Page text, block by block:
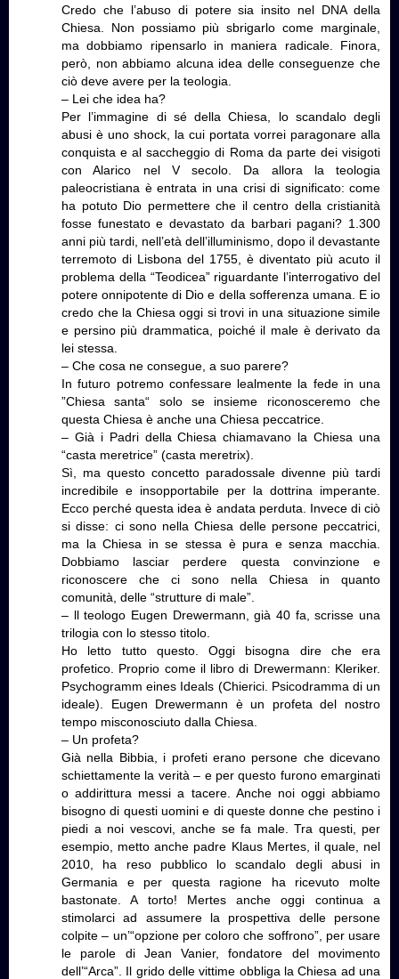
Credo che l’abuso di potere sia insito nel DNA della
Chiesa. Non possiamo più sbrigarlo come marginale,
ma dobbiamo ripensarlo in maniera radicale. Finora,
però, non abbiamo alcuna idea delle conseguenze che
ciò deve avere per la teologia.
– Lei che idea ha?
Per l’immagine di sé della Chiesa, lo scandalo degli
abusi è uno shock, la cui portata vorrei paragonare alla
conquista e al saccheggio di Roma da parte dei visigoti
con Alarico nel V secolo. Da allora la teologia
paleocristiana è entrata in una crisi di significato: come
ha potuto Dio permettere che il centro della cristianità
fosse funestato e devastato da barbari pagani? 1.300
anni più tardi, nell’età dell’illuminismo, dopo il devastante
terremoto di Lisbona del 1755, è diventato più acuto il
problema della “Teodicea” riguardante l’interrogativo del
potere onnipotente di Dio e della sofferenza umana. E io
credo che la Chiesa oggi si trovi in una situazione simile
e persino più drammatica, poiché il male è derivato da
lei stessa.
– Che cosa ne consegue, a suo parere?
In futuro potremo confessare lealmente la fede in una
”Chiesa santa“ solo se insieme riconosceremo che
questa Chiesa è anche una Chiesa peccatrice.
– Già i Padri della Chiesa chiamavano la Chiesa una
“casta meretrice” (casta meretrix).
Sì, ma questo concetto paradossale divenne più tardi
incredibile e insopportabile per la dottrina imperante.
Ecco perché questa idea è andata perduta. Invece di ciò
si disse: ci sono nella Chiesa delle persone peccatrici,
ma la Chiesa in se stessa è pura e senza macchia.
Dobbiamo lasciar perdere questa convinzione e
riconoscere che ci sono nella Chiesa in quanto
comunità, delle “strutture di male”.
– ll teologo Eugen Drewermann, già 40 fa, scrisse una
trilogia con lo stesso titolo.
Ho letto tutto questo. Oggi bisogna dire che era
profetico. Proprio come il libro di Drewermann: Kleriker.
Psychogramm eines Ideals (Chierici. Psicodramma di un
ideale). Eugen Drewermann è un profeta del nostro
tempo misconosciuto dalla Chiesa.
– Un profeta?
Già nella Bibbia, i profeti erano persone che dicevano
schiettamente la verità – e per questo furono emarginati
o addirittura messi a tacere. Anche noi oggi abbiamo
bisogno di questi uomini e di queste donne che pestino i
piedi a noi vescovi, anche se fa male. Tra questi, per
esempio, metto anche padre Klaus Mertes, il quale, nel
2010, ha reso pubblico lo scandalo degli abusi in
Germania e per questa ragione ha ricevuto molte
bastonate. A torto! Mertes anche oggi continua a
stimolarci ad assumere la prospettiva delle persone
colpite – un’“opzione per coloro che soffrono”, per usare
le parole di Jean Vanier, fondatore del movimento
dell’“Arca”. Il grido delle vittime obbliga la Chiesa ad una